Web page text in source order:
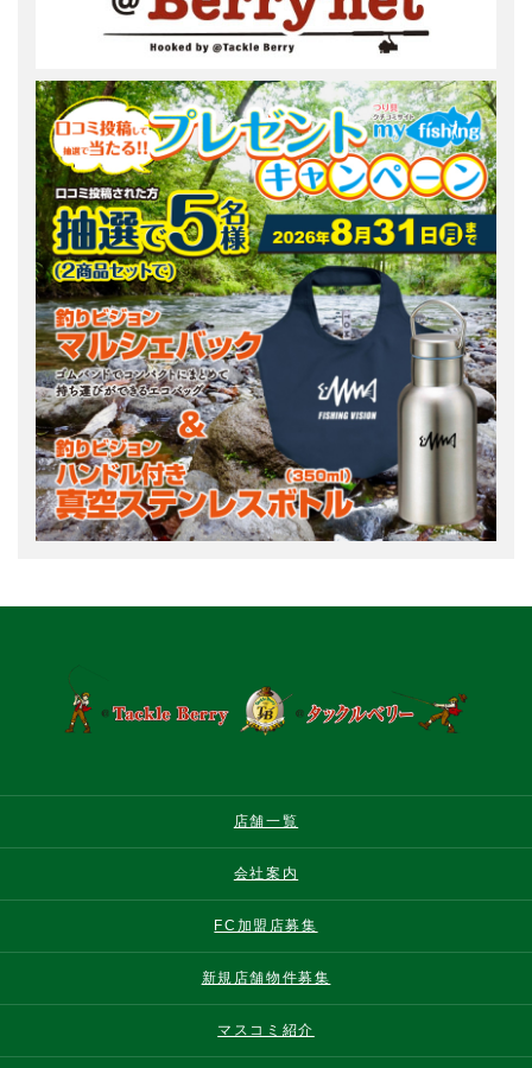
店舗一覧
会社案内
FC加盟店募集
新規店舗物件募集
マスコミ紹介